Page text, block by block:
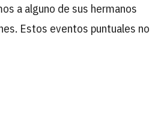
a alguno de sus hermanos
Estos eventos puntuales no